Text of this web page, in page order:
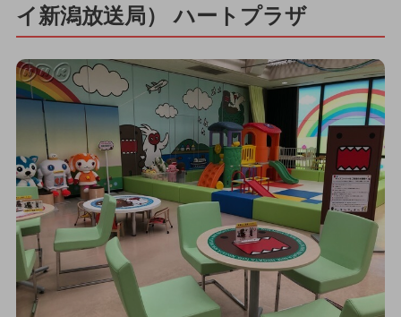
イ新潟放送局） ハートプラザ